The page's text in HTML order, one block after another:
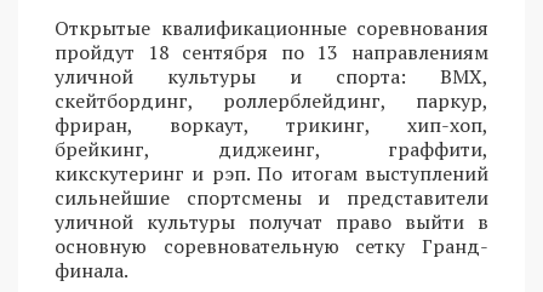
Открытые квалификационные соревнования
пройдут 18 сентября по 13 направлениям
уличной культуры и спорта: BMX,
скейтбординг, роллерблейдинг, паркур,
фриран, воркаут, трикинг, хип-хоп,
брейкинг, диджеинг, граффити,
кикскутеринг и рэп. По итогам выступлений
сильнейшие спортсмены и представители
уличной культуры получат право выйти в
основную соревновательную сетку Гранд-
финала.